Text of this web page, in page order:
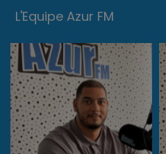
L'Equipe Azur FM